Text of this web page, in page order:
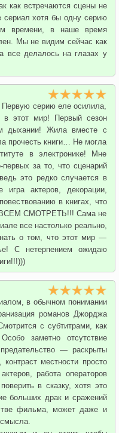
как встречаются сцены не
сериал хотя бы одну серию
времени, в наше время
Мы не видим сейчас как
все делалось на глазах у
серию еле осилила,
в этот мир! Первый сезон
дыхании! Жила вместе с
прочесть книги… Не могла
в электронике! Мне
за то, что сценарий
это редко случается в
игра актеров, декорации,
в книгах, что
ВСЕМ СМОТРЕТЬ!!! Сама не
все настолько реально,
о том, что этот мир —
С нетерпением ожидаю
в обычном понимании
романов Джорджа
с субтитрами, как
заметно отсутствие
— раскрыты
контраст местности просто
работа операторов
в сказку, хотя это
больших драк и сражений
фильма, может даже и